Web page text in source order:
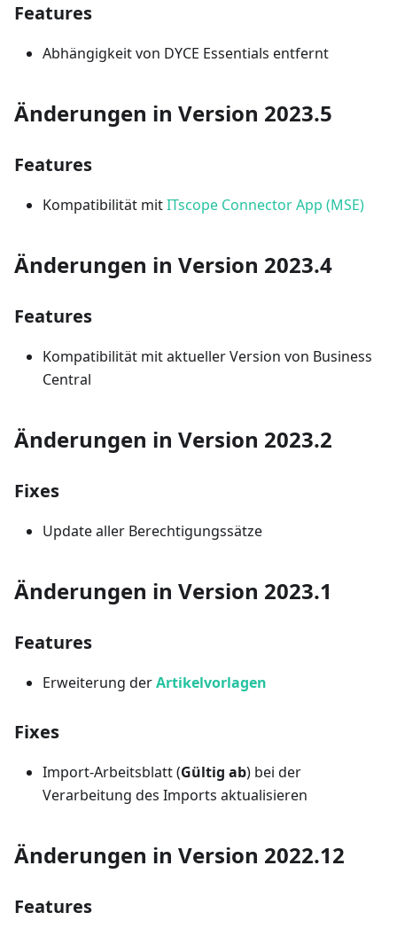
Features
Abhängigkeit von DYCE Essentials entfernt
Änderungen in Version 2023.5
Features
Kompatibilität mitITscope Connector App (MSE)
Änderungen in Version 2023.4
Features
Kompatibilität mit aktueller Version von Business
Central
Änderungen in Version 2023.2
Fixes
Update aller Berechtigungssätze
Änderungen in Version 2023.1
Features
Erweiterung derArtikelvorlagen
Fixes
Import-Arbeitsblatt (Gültig ab) bei der
Verarbeitung des Imports aktualisieren
Änderungen in Version 2022.12
Features